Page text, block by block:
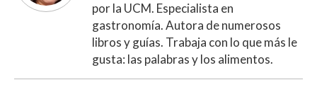
por la UCM. Especialista en
gastronomía. Autora de numerosos
libros y guías. Trabaja con lo que más le
gusta: las palabras y los alimentos.